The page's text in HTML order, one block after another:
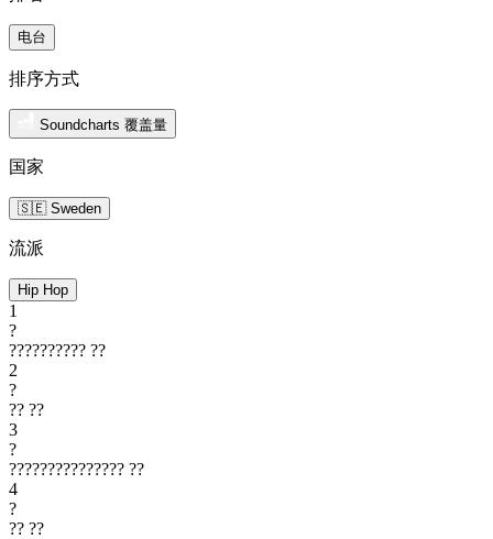
电台
排序方式
Soundcharts 覆盖量
国家
🇸🇪 Sweden
流派
Hip Hop
1
?
?????????? ??
2
?
?? ??
3
?
??????????????? ??
4
?
?? ??